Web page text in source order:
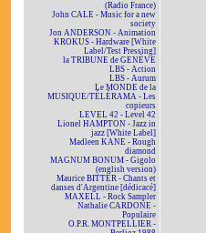
(Radio France)
John CALE - Music for a new
society
Jon ANDERSON - Animation
KROKUS - Hardware [White
Label/Test Pressing]
la TRIBUNE de GENÈVE
LBS - Action
LBS - Aurum
Le MONDE de la
MUSIQUE/TÉLÉRAMA - Les
copieurs
LEVEL 42 - Level 42
Lionel HAMPTON - Jazz in
jazz [White Label]
Madleen KANE - Rough
diamond
MAGNUM BONUM - Gigolo
(english version)
Maurice BITTER - Chants et
danses d'Argentine [dédicacé]
MAXELL - Rock Sampler
Nathalie CARDONE -
Populaire
O.P.R. MONTPELLIER -